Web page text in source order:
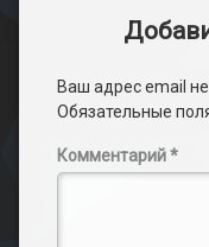
Ваш адрес email
Обязательные
Комментарий*